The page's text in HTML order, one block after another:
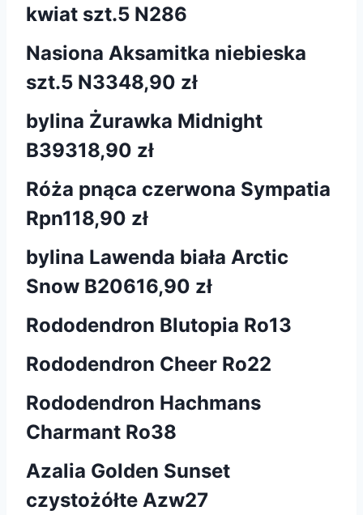
kwiat szt.5 N286
Nasiona Aksamitka niebieska
szt.5 N3348,90 zł
bylina Żurawka Midnight
B39318,90 zł
Róża pnąca czerwona Sympatia
Rpn118,90 zł
bylina Lawenda biała Arctic
Snow B20616,90 zł
Rododendron Blutopia Ro13
Rododendron Cheer Ro22
Rododendron Hachmans
Charmant Ro38
Azalia Golden Sunset
czystożółte Azw27